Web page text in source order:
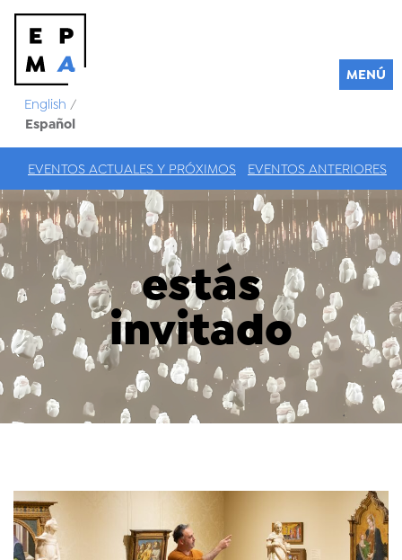
English /
Español
MENÚ
EVENTOS ACTUALES Y PRÓXIMOS EVENTOS ANTERIORES
estás
invitado